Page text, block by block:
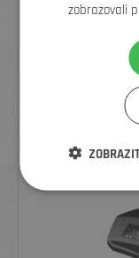
zobrazovali